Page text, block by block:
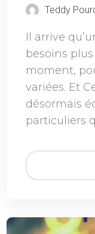
Teddy
Il arrive
besoins
moment,
variées. Et
désormais
particuliers